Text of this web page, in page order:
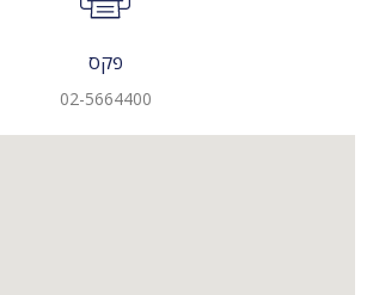
פקס
02-5664400